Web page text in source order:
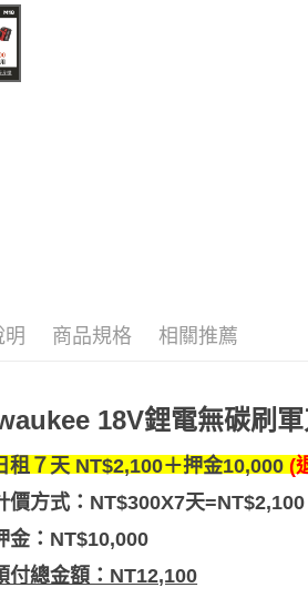
明 商品規格 相關推薦
18V鋰電無碳刷
租７天 NT$2,100＋押金10,000 (
價方式： NT$300X7天=NT$2,100
金：NT$10,000
付總金額：NT12,100